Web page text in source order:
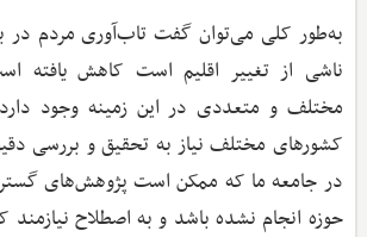
به‌طور کلی می‌توان گفت تاب‌آوری مردم در
ناشی از تغییر اقلیم است کاهش یافته
مختلف و متعددی در این زمینه وجود
کشورهای مختلف نیاز به تحقیق و بررسی
در جامعه ما که ممکن است پژوهش‌های
حوزه انجام نشده باشد و به اصطلاح